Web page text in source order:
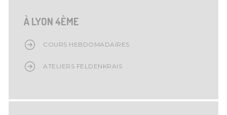
À LYON 4ÈME
COURS HEBDOMADAIRES
ATELIERS FELDENKRAIS